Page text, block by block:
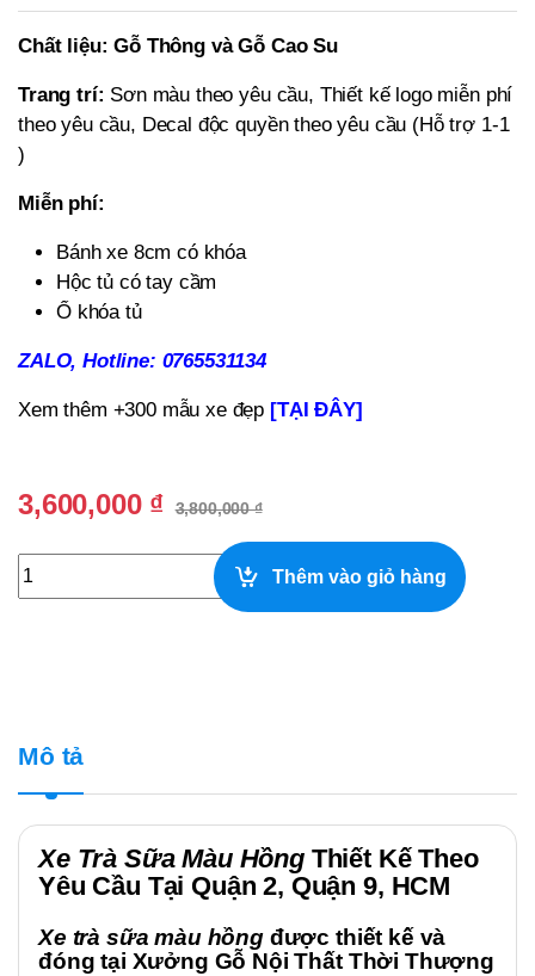
Chất liệu: Gỗ Thông và Gỗ Cao Su
Trang trí: Sơn màu theo yêu cầu, Thiết kế logo miễn phí
theo yêu cầu, Decal độc quyền theo yêu cầu (Hỗ trợ 1-1
)
Miễn phí:
Bánh xe 8cm có khóa
Hộc tủ có tay cầm
Ổ khóa tủ
ZALO, Hotline: 0765531134
Xem thêm +300 mẫu xe đẹp [TẠI ĐÂY]
3,600,000 ₫ 3,800,000₫
Xe Trà Sữa Màu Hồng Thiết Kế Theo Yêu Cầu Tại Quận
Thêm vào giỏ hàng
Mô tả
Xe Trà Sữa Màu Hồng Thiết Kế Theo
Yêu Cầu Tại Quận 2, Quận 9, HCM
Xe trà sữa màu hồngđược thiết kế và
đóng tại Xưởng Gỗ Nội Thất Thời Thượng